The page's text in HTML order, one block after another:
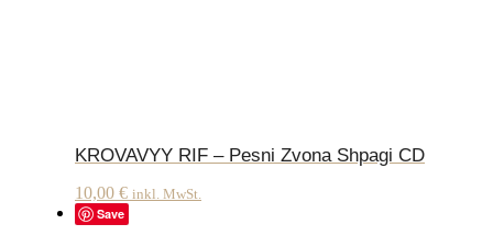
KROVAVYY RIF – Pesni Zvona Shpagi CD
10,00 € inkl. MwSt.
Save